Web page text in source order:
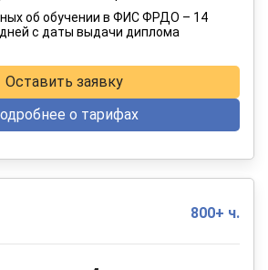
в рассрочку на 12 месяцев
об обучении в ФИС ФРДО – 14
с даты выдачи диплома
Оставить заявку
о тарифах
800+ ч.